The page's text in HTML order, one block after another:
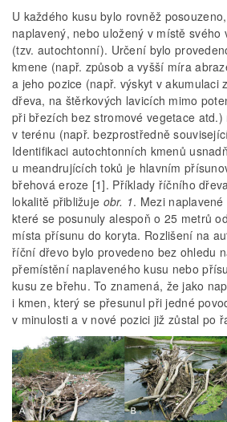
U každého kusu bylo rovněž
naplavený, nebo uložený v místě svého
(tzv. autochtonní). Určení bylo
kmene (např. způsob a vyšší míra
a jeho pozice (např. výskyt v akumulaci
dřeva, na štěrkových lavicích mimo
při březích bez stromové vegetace
v terénu (např. bezprostředně
Identifikaci autochtonních kmenů
u meandrujících toků je hlavním
břehová eroze [1]. Příklady říčního
lokalitě přibližuje obr. 1. Mezi
které se posunuly alespoň o 25 metrů
místa přísunu do koryta. Rozlišení na
říční dřevo bylo provedeno bez ohledu
přemístění naplaveného kusu nebo
kusu ze břehu. To znamená, že jako
i kmen, který se přesunul při jedné
v minulosti a v nové pozici již zůstal po